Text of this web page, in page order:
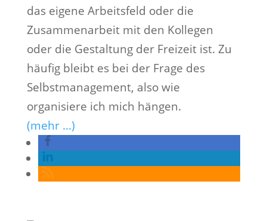
das eigene Arbeitsfeld oder die
Zusammenarbeit mit den Kollegen
oder die Gestaltung der Freizeit ist. Zu
häufig bleibt es bei der Frage des
Selbstmanagement, also wie
organisiere ich mich hängen.
(mehr …)